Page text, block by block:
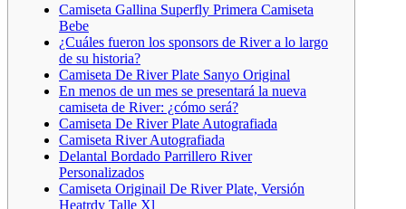
Camiseta Gallina Superfly Primera Camiseta
Bebe
¿Cuáles fueron los sponsors de River a lo largo
de su historia?
Camiseta De River Plate Sanyo Original
En menos de un mes se presentará la nueva
camiseta de River: ¿cómo será?
Camiseta De River Plate Autografiada
Camiseta River Autografiada
Delantal Bordado Parrillero River
Personalizados
Camiseta Originail De River Plate, Versión
Heatrdy Talle Xl